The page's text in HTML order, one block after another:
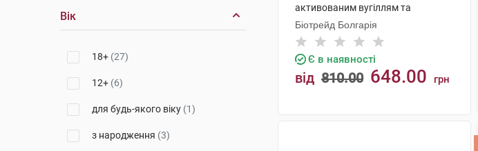
Вік
18+ (27)
12+ (6)
для будь-якого віку (1)
з народження (3)
активованим вугіллям та
молочною кислотою 200 мл 1 туба
Біотрейд Болгарія
Є в наявності
від 810.00 648.00 грн